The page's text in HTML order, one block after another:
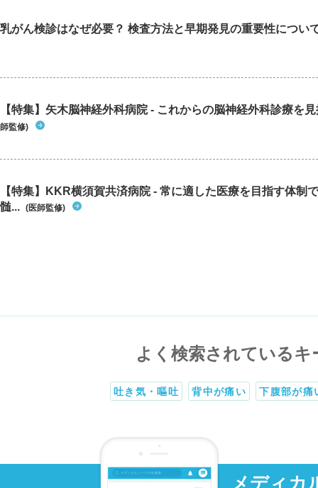
乳がん検診はなぜ必要？ 検査方法と早期発見の重要性につい
【特集】矢木脳神経外科病院 - これからの脳神経外科診療を
師監修)
【特集】KKR横須賀共済病院 - 常に適した医療を目指す体制
髄... (医師監修)
よく検索されているキ
吐き気・嘔吐 背中が痛い 下腹部が痛
メディカ